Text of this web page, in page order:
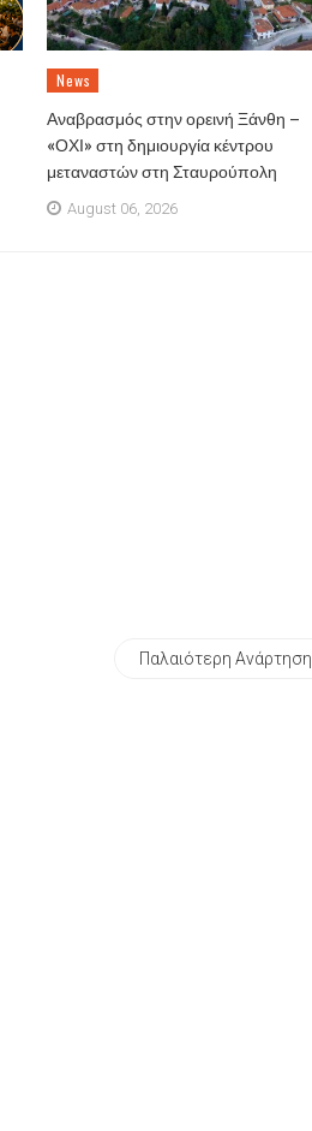
News
Αναβρασμός στην ορεινή Ξάνθη –
«ΟΧΙ» στη δημιουργία κέντρου
μεταναστών στη Σταυρούπολη
August 06, 2026
Παλαιότερη Ανάρτηση